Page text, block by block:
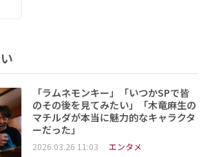
「ラムネモンキー」「いつかSPで皆
のその後を見てみたい」「木竜麻生の
マチルダが本当に魅力的なキャラクタ
ーだった」
2026.03.26 11:03 エンタメ